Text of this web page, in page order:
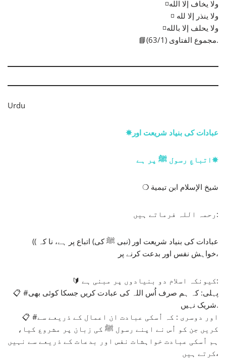
◽ولا يخاف إلا الله
◽ ولا ينذر إلا لله
◽ولا يحلف إلا بالله
📘مجموع الفتاوى (63/1).
Urdu
✵عبادات کی بنیاد شریعت اور
اتباعِ رسول ﷺ پر ہے✵
❍ شيخ الإسلام ابن تيمية
رحمہ اللہ فرماتے ہیں:
(( عبادات کی بنیاد شریعت اور (نبی ﷺ کی) اتباع پر ہے، نا کہ
خواہش نفس اور بدعت کرنے پر،
🔰 کیونکہ اسلام دو بنیادوں پر مبنی ہے:
📋 #پہلی: کہ ہم صرف اُس اللہ کی عبادت کریں جسکا کوئی بھی
شریک نہیں.
📋 #اور دوسری : کہ اُسکی عبادت ان اعمال کے ذریعے سے
کریں جن کو اُس نے اپنے رسول ﷺ کی زبان پر مشروع کیا،
ہم اُسکی عبادت خواہشات نفس اور بدعات کے ذریعے سے نہیں
کرتے ہیں،